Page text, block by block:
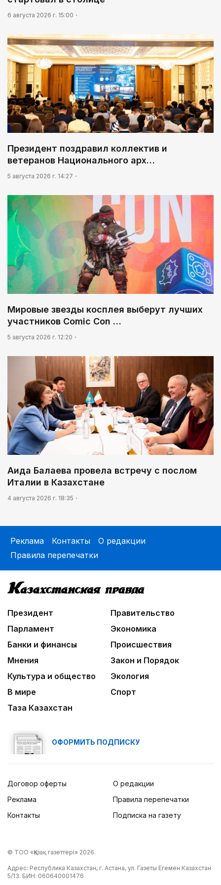
6 августа 2026 г. 15:00
Президент поздравил коллектив и
ветеранов Национального арх…
5 августа 2026 г. 14:27
Мировые звезды косплея выберут лучших
участников Comic Con …
5 августа 2026 г. 12:20
Аида Балаева провела встречу с послом
Италии в Казахстане
4 августа 2026 г. 18:35
Реклама Контакты
О редакции
Правила перепечатки
Президент
Правительство
Парламент
Экономика
Банки и финансы
Происшествия
Мнения
Закон и Порядок
Культура и общество
Экология
В мире
Спорт
Таза Казахстан
ОФОРМИТЬ ПОДПИСКУ
Договор оферты
Реклама
Контакты
О редакции
Правила перепечатки
Подписка на газету
© ТОО «Қазақ газеттері» 2026.
Адрес: Республика Казахстан, г. Астана, ул. Газеты Егемен Казахстан
5/13. БИН: 060640001476